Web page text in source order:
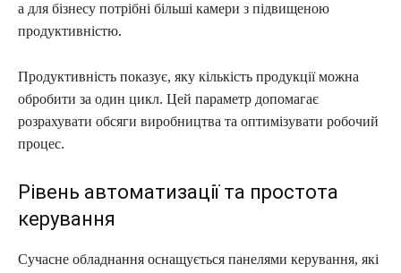
а для бізнесу потрібні більші камери з підвищеною
продуктивністю.
Продуктивність показує, яку кількість продукції можна
обробити за один цикл. Цей параметр допомагає
розрахувати обсяги виробництва та оптимізувати робочий
процес.
Рівень автоматизації та простота
керування
Сучасне обладнання оснащується панелями керування, які